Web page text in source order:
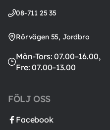
08-711 25 35
Rörvägen 55, Jordbro
Mån-Tors: 07.00–16.00,
Fre: 07.00–13.00
FÖLJ OSS
Facebook